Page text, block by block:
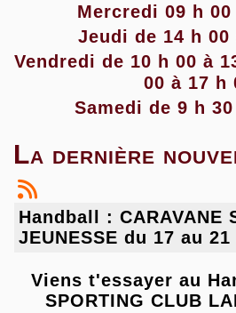
Mercredi 09 h 00
Jeudi de 14 h 00
Vendredi de 10 h 00 à
00 à 17 h
Samedi de 9 h
La dernière
Handball : CARAVANE
JEUNESSE du 17 au
Viens t'essayer au
SPORTING CLUB